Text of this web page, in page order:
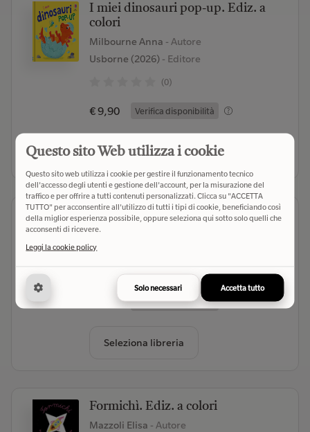
I miei dinosauri pop-up. Ediz. a
colori
Milbourne Anna - Autore
Usborne (2026)- Editore
(0)
€ 9,90 Verifica disponibilità
Seleziona libreria
Rino Rino. Ediz. a colori
Mazzoli Elisa
Il Leone Verde (2026)
€ 9,90 Verifica disponibilità
Seleziona libreria
Formichì. Ediz. a colori
Mazzoli Elisa - Autore
Questo sito Web utilizza i cookie
Questo sito web utilizza i cookie per gestire il funzionamento tecnico
dell'accesso degli utenti e gestione dell'account, per la misurazione del
traffico e per offrire a tutti contenuti personalizzati. Clicca su "ACCETTA
TUTTO" per acconsentire all'utilizzo di tutti i tipi di cookie, beneficiando così
della miglior esperienza possibile, oppure seleziona qui sotto solo quelli che
acconsenti di ricevere.
Leggi la cookie policy
Solo necessari Accetta tutto